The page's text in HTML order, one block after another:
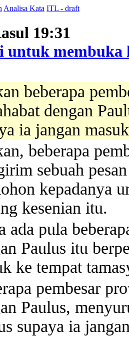
Analisa Kata ITL - draft
19:31
beberapa
dengan
ia jangan
beberapa
sebuah
kepadanya
kesenian itu.
ada pula
Paulus itu
ke tempat
pembesar
Paulus,
supaya ia